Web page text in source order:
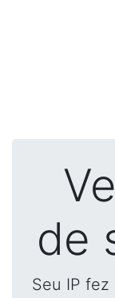
de
Seu IP